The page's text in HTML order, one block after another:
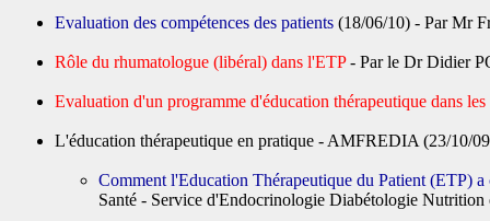
Evaluation des compétences des patients (18/06/10) - Par Mr
Rôle du rhumatologue (libéral) dans l'ETP- Par le Dr Didier
Evaluation d'un programme d'éducation thérapeutique dans
L'éducation thérapeutique en pratique - AMFREDIA (23/10/
Comment l'Education Thérapeutique du Patient (ETP)
Santé - Service d'Endocrinologie Diabétologie